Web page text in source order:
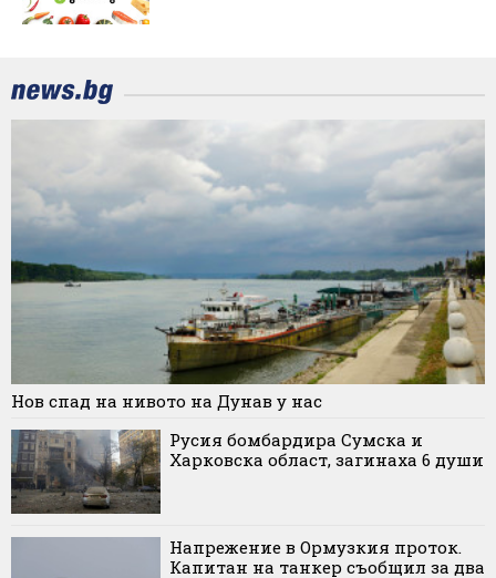
Нов спад на нивото на Дунав у нас
Русия бомбардира Сумска и
Харковска област, загинаха 6 души
Напрежение в Ормузкия проток.
Капитан на танкер съобщил за два